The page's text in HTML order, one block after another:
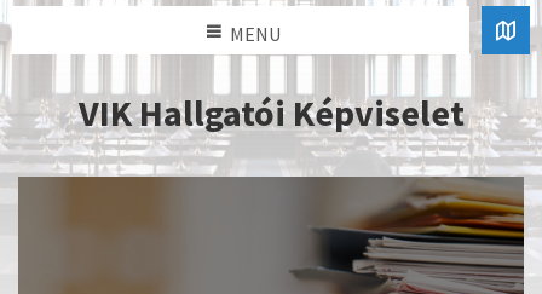
MENU
VIK Hallgatói Képviselet